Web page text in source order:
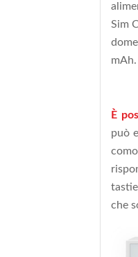
Sim
mAh.
È
può
che